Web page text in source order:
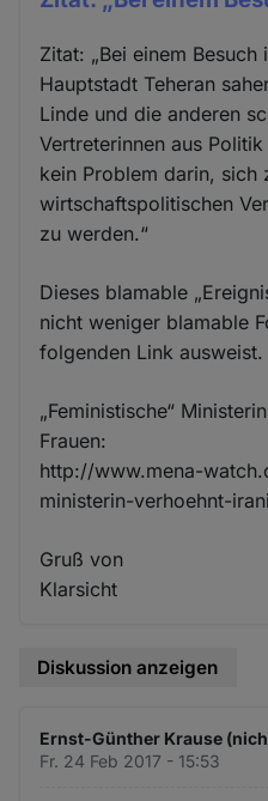
Zitat: „Bei einem
Hauptstadt Teheran
Linde und die anderen
Vertreterinnen aus
kein Problem darin, sich
wirtschaftspolitischen
zu werden.“
Dieses blamable
nicht weniger blamable
folgenden Link ausweist.
„Feministische“
Frauen:
http://www.mena-
ministerin-verhoehnt-
Gruß von
Klarsicht
Diskussion anzeigen
Ernst-Günther Krause
Fr. 24 Feb 2017 - 15:53